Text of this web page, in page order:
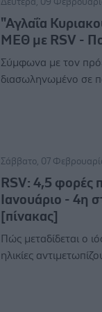
Δευτέρα, 09
"Αγλαΐα
ΜΕΘ με RSV -
Σύμφωνα με τον
διασωληνωμένο σε
Σάββατο, 07
RSV: 4,5 φορές
Ιανουάριο - 4η
[πίνακας]
Πώς μεταδίδεται ο
ηλικίες